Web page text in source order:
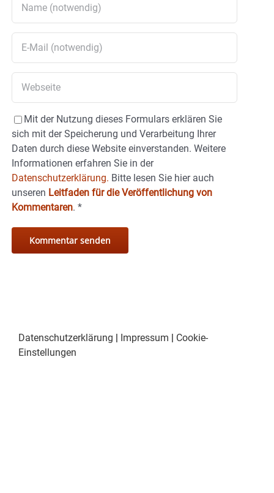
Mit der Nutzung dieses Formulars erklären Sie
sich mit der Speicherung und Verarbeitung Ihrer
Daten durch diese Website einverstanden. Weitere
Informationen erfahren Sie in der
Datenschutzerklärung. Bitte lesen Sie hier auch
unseren Leitfaden für die Veröffentlichung von
Kommentaren. *
Datenschutzerklärung | Impressum | Cookie-
Einstellungen